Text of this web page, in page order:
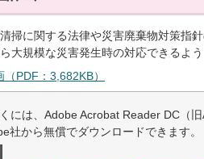
掃に関する法律や災害廃棄物対策指
大規模な災害発生時の対応できるよ
PDF：3,682KB）
には、Adobe Acrobat Reader DC（
社から無償でダウンロードできます。